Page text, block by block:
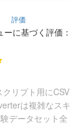
評価
ーに基づく評価：
リプト用にCSV
は複雑なスキ
データセット全